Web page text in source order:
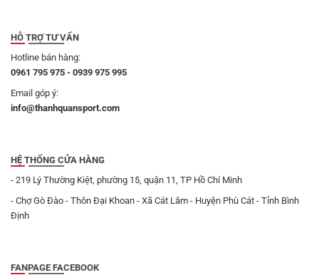
HỖ TRỢ TƯ VẤN
Hotline bán hàng:
0961 795 975 - 0939 975 995
Email góp ý:
info@thanhquansport.com
HỆ THỐNG CỬA HÀNG
- 219 Lý Thường Kiệt, phường 15, quận 11, TP Hồ Chí Minh
- Chợ Gò Đào - Thôn Đại Khoan - Xã Cát Lâm - Huyện Phù Cát - Tỉnh Bình
Định
FANPAGE FACEBOOK